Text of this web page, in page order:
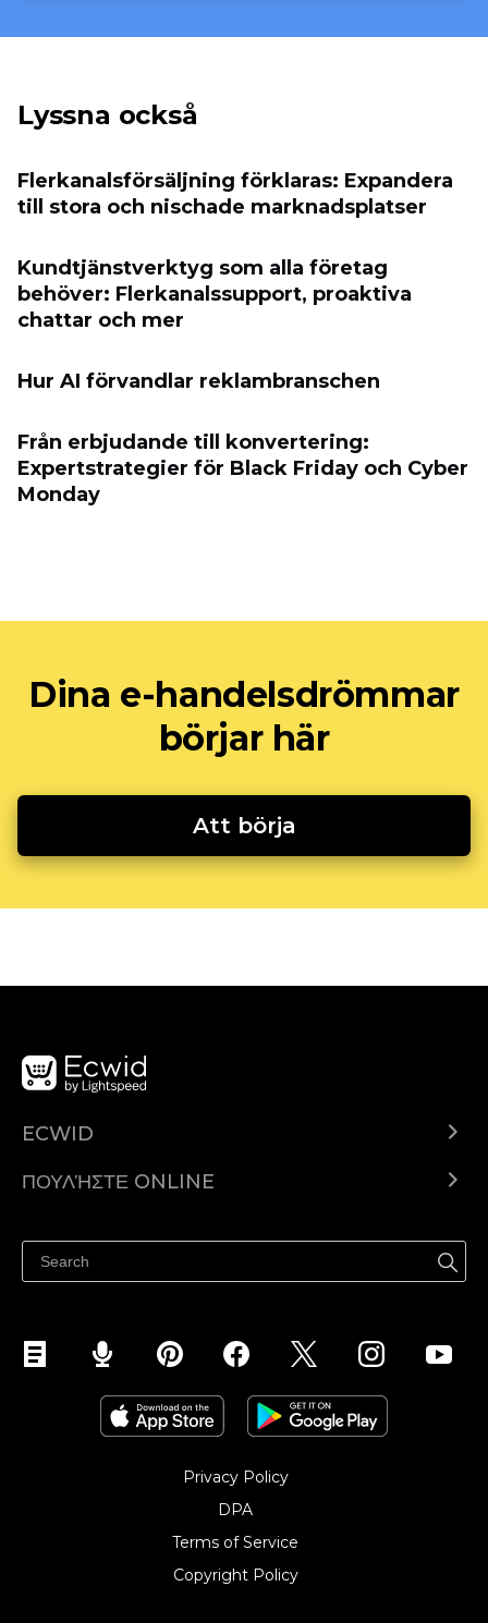
Lyssna också
Flerkanalsförsäljning förklaras: Expandera
till stora och nischade marknadsplatser
Kundtjänstverktyg som alla företag
behöver: Flerkanalssupport, proaktiva
chattar och mer
Hur AI förvandlar reklambranschen
Från erbjudande till konvertering:
Expertstrategier för Black Friday och Cyber
​​Monday
Dina e-handelsdrömmar
börjar här
Att börja
ECWID
Τιμολόγηση
ΠΟΥΛΉΣΤΕ ONLINE
Πουλήστε στο Facebook
Πουλήστε στο Instagram
Privacy Policy
DPA
Terms of Service
Copyright Policy‎